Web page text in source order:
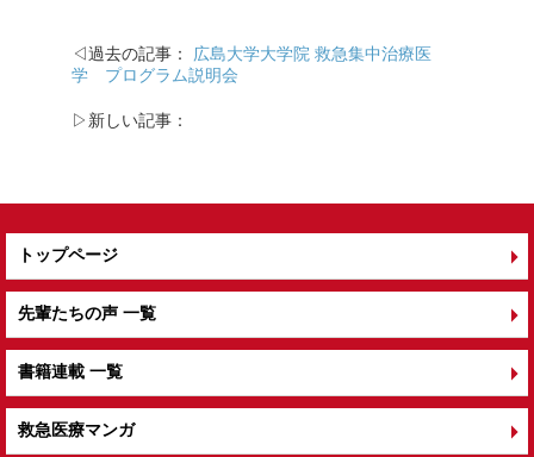
◁過去の記事： 広島大学大学院 救急集中治療医
学 プログラム説明会
▷新しい記事：
トップページ
先輩たちの声 一覧
書籍連載 一覧
救急医療マンガ